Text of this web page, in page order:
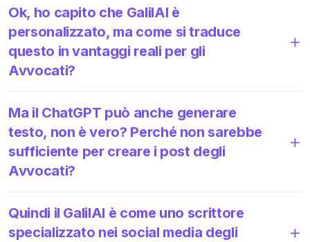
Ok, ho capito che GalilAI è
personalizzato, ma come si traduce
questo in vantaggi reali per gli
Avvocati?
Ma il ChatGPT può anche generare
testo, non è vero? Perché non sarebbe
sufficiente per creare i post degli
Avvocati?
Quindi il GalilAI è come uno scrittore
specializzato nei social media degli